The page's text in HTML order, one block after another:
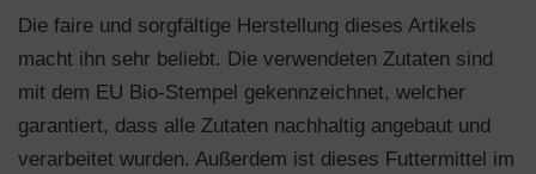
Die faire und sorgfältige Herstellung dieses Artikels
macht ihn sehr beliebt. Die verwendeten Zutaten sind
mit dem EU Bio-Stempel gekennzeichnet, welcher
garantiert, dass alle Zutaten nachhaltig angebaut und
verarbeitet wurden. Außerdem ist dieses Futtermittel im